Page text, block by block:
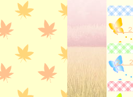
１。
２。